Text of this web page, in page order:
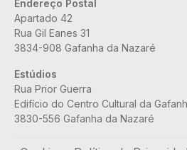
Endereço Postal
Apartado 42
Rua Gil Eanes 31
3834-908 Gafanha da Nazaré
Estúdios
Rua Prior Guerra
Edifício do Centro Cultural da
3830-556 Gafanha da Nazaré